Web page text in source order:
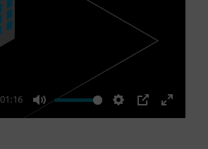
01:16
Mute Settings
PIP
Enter